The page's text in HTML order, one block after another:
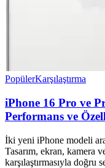
PopülerKarşılaştırma
iPhone 16 Pro ve
Performans ve
İki yeni iPhone modeli
Tasarım, ekran, kamera
karşılaştırmasıyla doğru